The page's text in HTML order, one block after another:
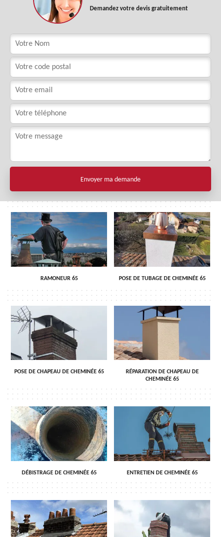
Demandez votre devis gratuitement
RAMONEUR 65 POSE DE TUBAGE DE CHEMINÉE 65
POSE DE CHAPEAU DE CHEMINÉE 65
RÉPARATION DE CHAPEAU DE
CHEMINÉE 65
DÉBISTRAGE DE CHEMINÉE 65 ENTRETIEN DE CHEMINÉE 65